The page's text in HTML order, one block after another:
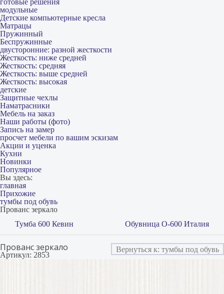
готовые решения
модульные
Детские компьютерные кресла
Матрацы
Пружинный
Беспружинные
двусторонние: разной жесткости
Жесткость: ниже средней
Жесткость: средняя
Жесткость: выше средней
Жесткость: высокая
детские
Защитные чехлы
Наматрасники
Мебель на заказ
Наши работы (фото)
Запись на замер
просчет мебели по вашим эскизам
Акции и уценка
Кухни
Новинки
Популярное
Вы здесь:
главная
Прихожие
тумбы под обувь
Прованс зеркало
Тумба 600 Кевин
Обувница О-600 Италия
Вернуться к: тумбы под обувь
Прованс зеркало
Артикул: 2853